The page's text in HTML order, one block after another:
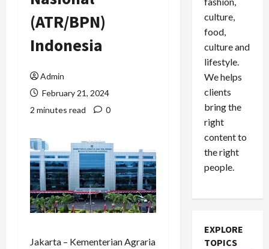
(ATR/BPN)
Indonesia
Admin
February 21, 2024
2 minutes read
0
Jakarta – Kementerian Agraria
culture,
food,
culture and
lifestyle.
We helps
clients
bring the
right
content to
the right
people.
EXPLORE
TOPICS